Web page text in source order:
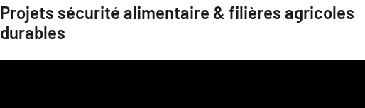
Projets sécurité alimentaire & filières agricoles
durables